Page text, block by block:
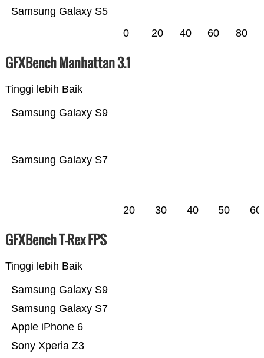
Samsung Galaxy S5
0 20 40 60 80
GFXBench Manhattan 3.1
Tinggi lebih Baik
Samsung Galaxy S7
Samsung Galaxy S9
20 30 40 50 60
GFXBench T-Rex FPS
Tinggi lebih Baik
Sony Xperia Z3
Apple iPhone 6
Samsung Galaxy S7
Samsung Galaxy S9